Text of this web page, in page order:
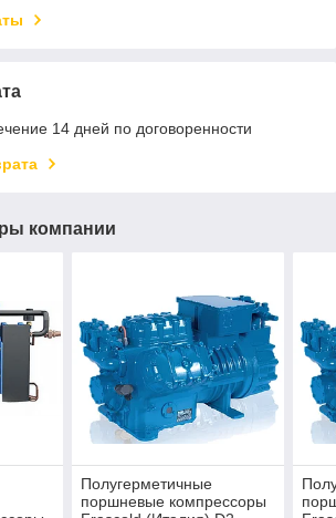
14 дней по договоренности
компании
Полугерметичные
поршневые компрессоры